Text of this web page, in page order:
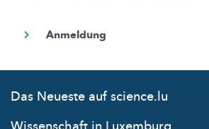
Das Neueste auf science.lu